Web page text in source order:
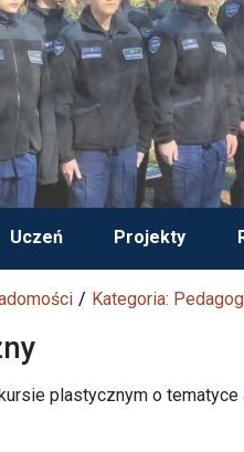
Uczeń Projekty
Kategoria:
plastycznym o tematyce